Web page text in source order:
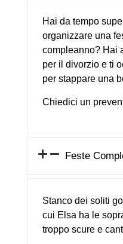
Hai da tempo
organizzare una
compleanno? Hai
per il divorzio e ti
per stappare una
Chiedici un
Feste
Stanco dei soliti
cui Elsa ha le
troppo scure e